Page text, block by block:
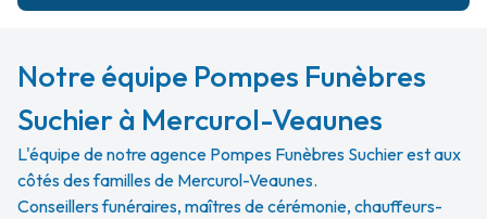
Notre équipe Pompes Funèbres
Suchier à Mercurol-Veaunes
L'équipe de notre agence Pompes Funèbres Suchier est aux
côtés des familles de Mercurol-Veaunes.
Conseillers funéraires, maîtres de cérémonie, chauffeurs-